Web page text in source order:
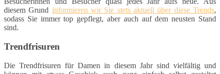
diesem Grund informieren wir Sie stets aktuell über diese Trends,
sodass Sie immer top gepflegt, aber auch auf dem neusten Stand
sind.
Trendfrisuren
Die Trendfrisuren für Damen in diesem Jahr sind vielfältig und